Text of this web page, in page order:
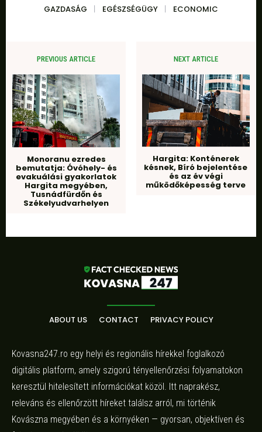
GAZDASÁG
EGÉSZSÉGÜGY ECONOMIC
PREVIOUS ARTICLE
Monoranu ezredes
bemutatja: Óvóhely- és
evakuálási gyakorlatok
Hargita megyében,
Tusnádfürdőn és
Székelyudvarhelyen
NEXT ARTICLE
Hargita: Konténerek
késnek, Bíró bejelentése
és az év végi
működőképesség terve
ABOUT US CONTACT PRIVACY POLICY
Kovasna247.ro egy helyi és regionális hírekkel foglalkozó
digitális platform, amely szigorú tényellenőrzési folyamatokon
keresztül hitelesített információkat közöl. Itt naprakész,
releváns és ellenőrzött híreket találsz arról, mi történik
Kovászna megyében és a környéken — gyorsan, objektíven és